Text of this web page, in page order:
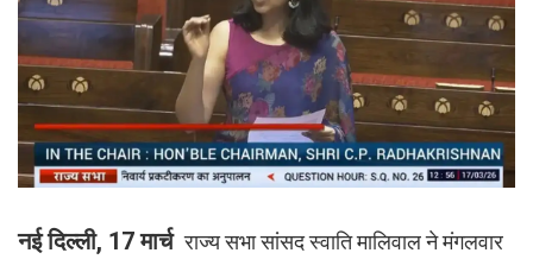
नई दिल्ली, 17 मार्चराज्य सभा सांसद स्वाति मालिवाल ने मंगलवार